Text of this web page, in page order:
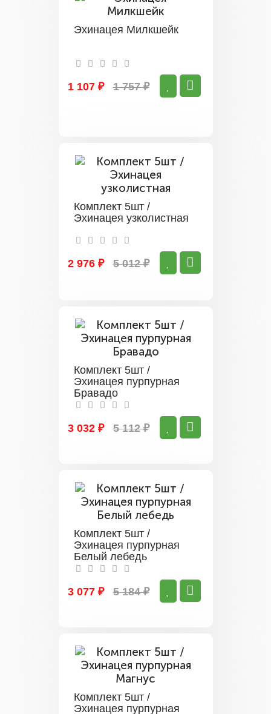
Эхинацея Милкшейк
1 107 ₽ 1 757 ₽
Комплект 5шт /
Эхинацея узколистная
2 976 ₽ 5 012 ₽
Комплект 5шт /
Эхинацея пурпурная
Бравадо
3 032 ₽ 5 112 ₽
Комплект 5шт /
Эхинацея пурпурная
Белый лебедь
3 077 ₽ 5 184 ₽
Комплект 5шт /
Эхинацея пурпурная